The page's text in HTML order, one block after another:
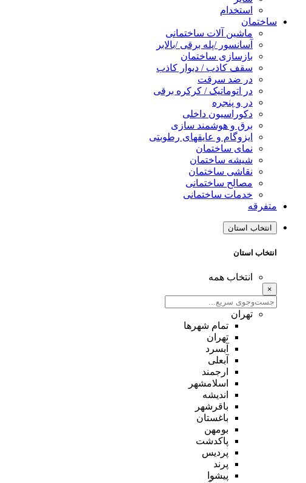
استخدام
ساختمان
ماشین آلات ساختمانی
آسانسور /پله برقی /بالابر
بازسازی ساختمان
سقف کاذب / دیوار کاذب
در ضد سرقت
در اتوماتیک / کرکره برقی
در و پنجره
دکوراسیون داخلی
برق و هوشمند سازی
ایزوگام و عایقهای رطوبتی
نمای ساختمان
شیشه ساختمان
نقاشی ساختمان
مصالح ساختمانی
خدمات ساختمانی
متفرقه
انتخاب استان
انتخاب استان
انتخاب همه
×
تهران
تمام شهر‌ها
تهران
آبسرد
آبعلی
ارجمند
اسلامشهر
اندیشه
باقرشهر
باغستان
بومهن
پاکدشت
پردیس
پرند
پیشوا